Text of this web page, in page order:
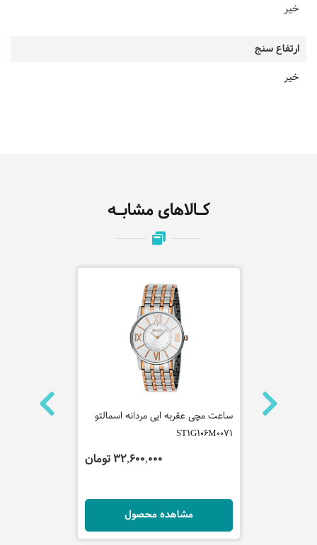
خیر
ارتفاع سنج
خیر
کـالاهای مشابـه
ساعت مچی
ساعت مچی عقربه ایی مردانه اسمالتو
ST1G106M0071
32,600,000 تومان
مشاهده محصول